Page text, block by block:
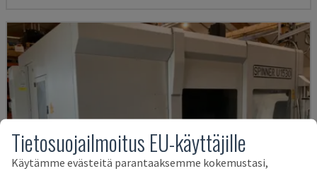
Tietosuojailmoitus EU-käyttäjille
Käytämme evästeitä parantaaksemme kokemustasi,